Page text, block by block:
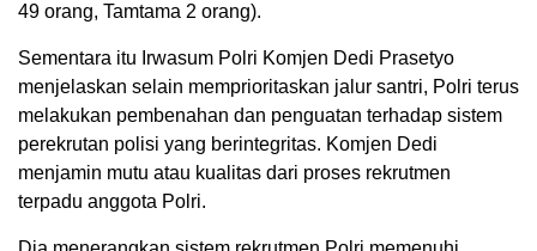
49 orang, Tamtama 2 orang).
Sementara itu Irwasum Polri Komjen Dedi Prasetyo
menjelaskan selain memprioritaskan jalur santri, Polri terus
melakukan pembenahan dan penguatan terhadap sistem
perekrutan polisi yang berintegritas. Komjen Dedi
menjamin mutu atau kualitas dari proses rekrutmen
terpadu anggota Polri.